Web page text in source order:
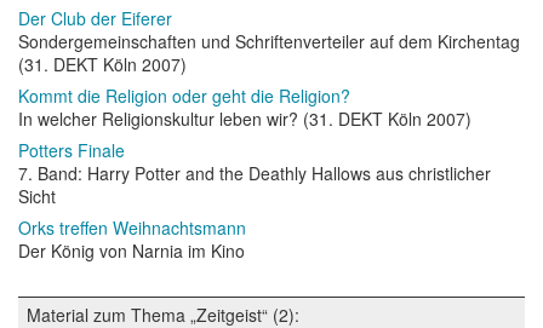
Der Club der Eiferer
Sondergemeinschaften und Schriftenverteiler auf dem Kirchentag
(31. DEKT Köln 2007)
Kommt die Religion oder geht die Religion?
In welcher Religionskultur leben wir? (31. DEKT Köln 2007)
Potters Finale
7. Band: Harry Potter and the Deathly Hallows aus christlicher
Sicht
Orks treffen Weihnachtsmann
Der König von Narnia im Kino
Material zum Thema „Zeitgeist“ (2):